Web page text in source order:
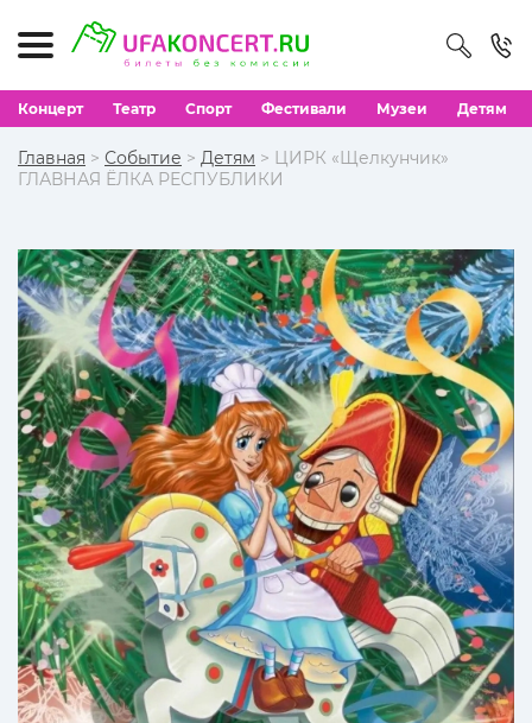
Концерт Театр Спорт Фестивали Музеи Детям
Главная > Событие > Детям > ЦИРК «Щелкунчик»
ГЛАВНАЯ ЁЛКА РЕСПУБЛИКИ